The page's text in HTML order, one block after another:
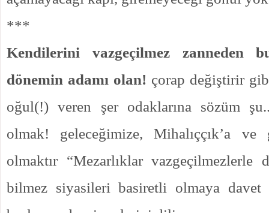
***
Kendilerini vazgeçilmez zanneden
dönemin adamı olan! çorap değiştirir
oğul(!) veren şer odaklarına sözüm
olmak! geleceğimize, Mihalıççık’a ve
olmaktır “Mezarlıklar vazgeçilmezlerle
bilmez siyasileri basiretli olmaya davet